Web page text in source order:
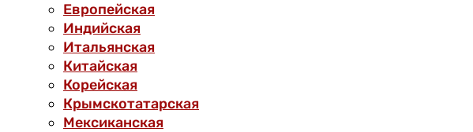
Европейская
Индийская
Итальянская
Китайская
Корейская
Крымскотатарская
Мексиканская